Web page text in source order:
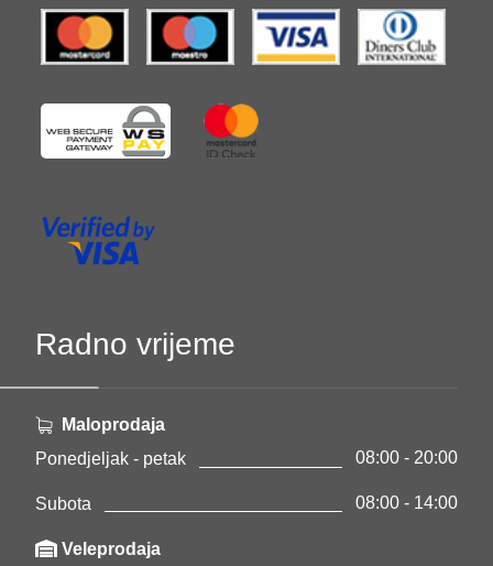
Radno vrijeme
Maloprodaja
Ponedjeljak - petak
08:00 - 20:00
Subota 08:00 - 14:00
Veleprodaja